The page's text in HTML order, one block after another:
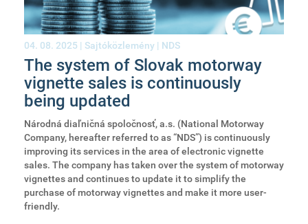
04. 08. 2025 | Sajtóközlemény | NDS
The system of Slovak motorway
vignette sales is continuously
being updated
Národná diaľničná spoločnosť, a.s. (National Motorway
Company, hereafter referred to as “NDS”) is continuously
improving its services in the area of electronic vignette
sales. The company has taken over the system of motorway
vignettes and continues to update it to simplify the
purchase of motorway vignettes and make it more user-
friendly.